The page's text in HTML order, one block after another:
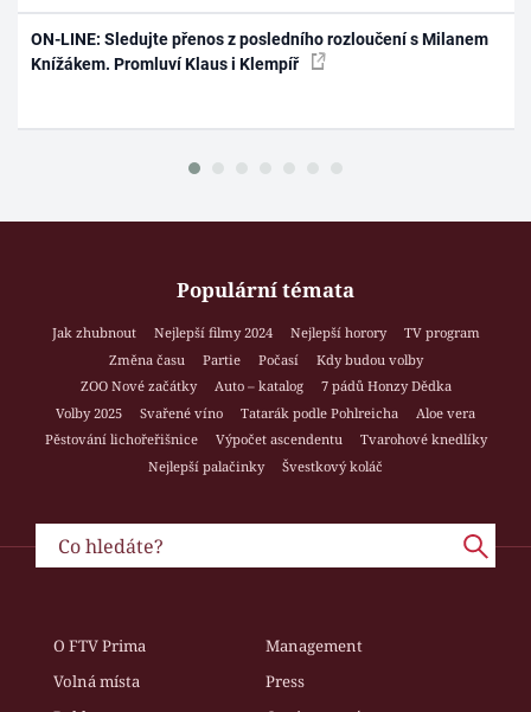
ON-LINE: Sledujte přenos z posledního rozloučení s Milanem
Knížákem. Promluví Klaus i Klempíř
Populární témata
Jak zhubnout Nejlepší filmy 2024 Nejlepší horory
TV program
Změna času
Partie Počasí
Kdy budou volby
ZOO Nové začátky
Auto – katalog
7 pádů Honzy Dědka
Volby 2025
Svařené víno Tatarák podle Pohlreicha
Aloe vera
Pěstování lichořeřišnice
Výpočet ascendentu
Tvarohové knedlíky
Nejlepší palačinky
Švestkový koláč
O FTV Prima
Management
Volná místa
Press